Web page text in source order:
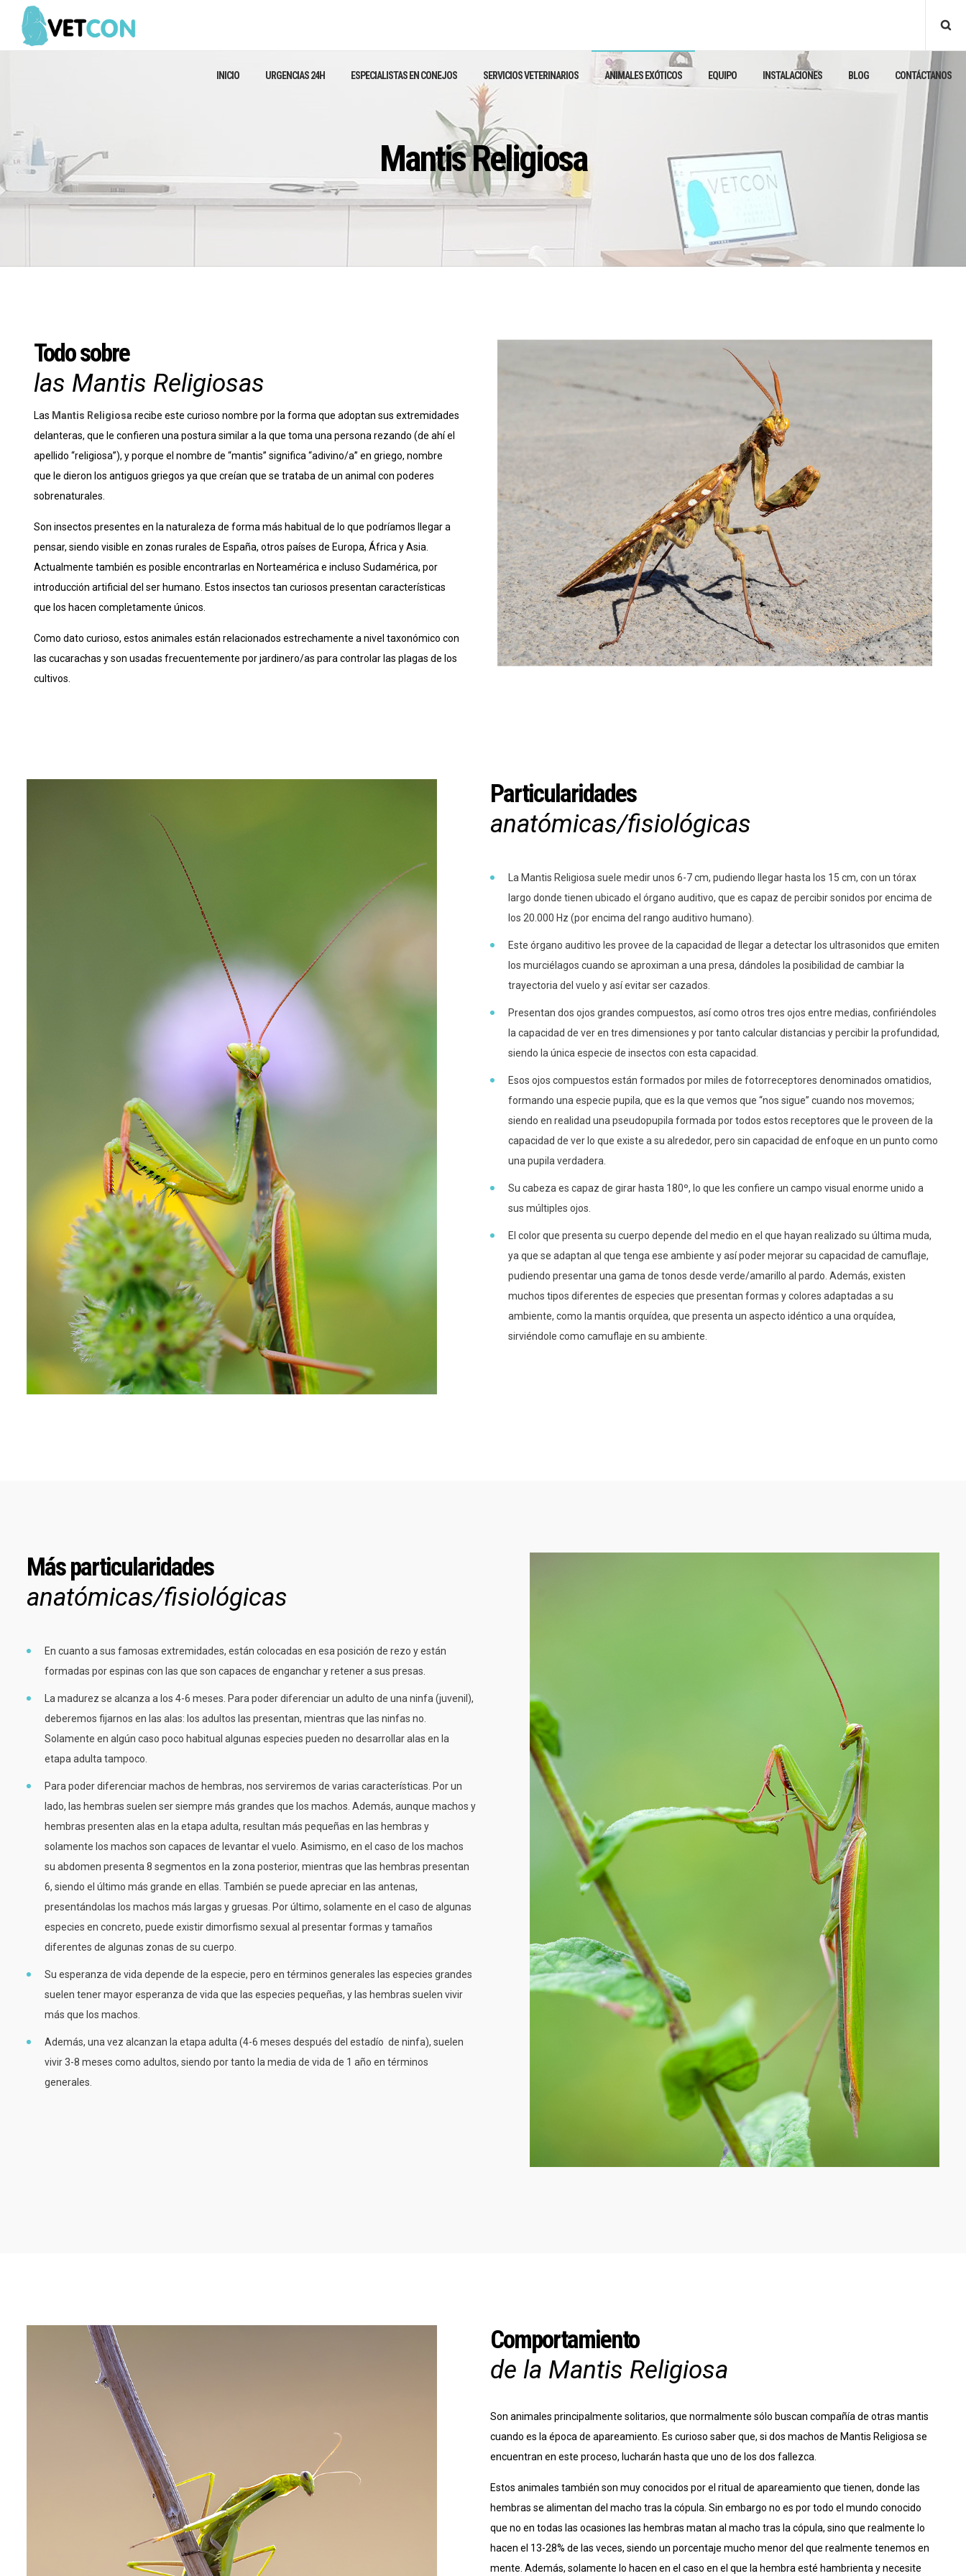
INICIO URGENCIAS 24H ESPECIALISTAS EN CONEJOS SERVICIOS VETERINARIOS ANIMALES EXÓTICOS EQUIPO INSTALACIONES BLOG CONTÁCTANOS
Mantis Religiosa
Todo sobre
las Mantis Religiosas
Las Mantis Religiosa recibe este curioso nombre por la forma que adoptan sus extremidades
delanteras, que le confieren una postura similar a la que toma una persona rezando (de ahí el
apellido “religiosa”), y porque el nombre de “mantis” significa “adivino/a” en griego, nombre
que le dieron los antiguos griegos ya que creían que se trataba de un animal con poderes
sobrenaturales.
Son insectos presentes en la naturaleza de forma más habitual de lo que podríamos llegar a
pensar, siendo visible en zonas rurales de España, otros países de Europa, África y Asia.
Actualmente también es posible encontrarlas en Norteamérica e incluso Sudamérica, por
introducción artificial del ser humano. Estos insectos tan curiosos presentan características
que los hacen completamente únicos.
Como dato curioso, estos animales están relacionados estrechamente a nivel taxonómico con
las cucarachas y son usadas frecuentemente por jardinero/as para controlar las plagas de los
cultivos.
Particularidades
anatómicas/fisiológicas
La Mantis Religiosa suele medir unos 6-7 cm, pudiendo llegar hasta los 15 cm, con un tórax
largo donde tienen ubicado el órgano auditivo, que es capaz de percibir sonidos por encima de
los 20.000 Hz (por encima del rango auditivo humano).
Este órgano auditivo les provee de la capacidad de llegar a detectar los ultrasonidos que emiten
los murciélagos cuando se aproximan a una presa, dándoles la posibilidad de cambiar la
trayectoria del vuelo y así evitar ser cazados.
Presentan dos ojos grandes compuestos, así como otros tres ojos entre medias, confiriéndoles
la capacidad de ver en tres dimensiones y por tanto calcular distancias y percibir la profundidad,
siendo la única especie de insectos con esta capacidad.
Esos ojos compuestos están formados por miles de fotorreceptores denominados omatidios,
formando una especie pupila, que es la que vemos que “nos sigue” cuando nos movemos;
siendo en realidad una pseudopupila formada por todos estos receptores que le proveen de la
capacidad de ver lo que existe a su alrededor, pero sin capacidad de enfoque en un punto como
una pupila verdadera.
Su cabeza es capaz de girar hasta 180º, lo que les confiere un campo visual enorme unido a
sus múltiples ojos.
El color que presenta su cuerpo depende del medio en el que hayan realizado su última muda,
ya que se adaptan al que tenga ese ambiente y así poder mejorar su capacidad de camuflaje,
pudiendo presentar una gama de tonos desde verde/amarillo al pardo. Además, existen
muchos tipos diferentes de especies que presentan formas y colores adaptadas a su
ambiente, como la mantis orquídea, que presenta un aspecto idéntico a una orquídea,
sirviéndole como camuflaje en su ambiente.
Más particularidades
anatómicas/fisiológicas
En cuanto a sus famosas extremidades, están colocadas en esa posición de rezo y están
formadas por espinas con las que son capaces de enganchar y retener a sus presas.
La madurez se alcanza a los 4-6 meses. Para poder diferenciar un adulto de una ninfa (juvenil),
deberemos fijarnos en las alas: los adultos las presentan, mientras que las ninfas no.
Solamente en algún caso poco habitual algunas especies pueden no desarrollar alas en la
etapa adulta tampoco.
Para poder diferenciar machos de hembras, nos serviremos de varias características. Por un
lado, las hembras suelen ser siempre más grandes que los machos. Además, aunque machos y
hembras presenten alas en la etapa adulta, resultan más pequeñas en las hembras y
solamente los machos son capaces de levantar el vuelo. Asimismo, en el caso de los machos
su abdomen presenta 8 segmentos en la zona posterior, mientras que las hembras presentan
6, siendo el último más grande en ellas. También se puede apreciar en las antenas,
presentándolas los machos más largas y gruesas. Por último, solamente en el caso de algunas
especies en concreto, puede existir dimorfismo sexual al presentar formas y tamaños
diferentes de algunas zonas de su cuerpo.
Su esperanza de vida depende de la especie, pero en términos generales las especies grandes
suelen tener mayor esperanza de vida que las especies pequeñas, y las hembras suelen vivir
más que los machos.
Además, una vez alcanzan la etapa adulta (4-6 meses después del estadío de ninfa), suelen
vivir 3-8 meses como adultos, siendo por tanto la media de vida de 1 año en términos
generales.
Comportamiento
de la Mantis Religiosa
Son animales principalmente solitarios, que normalmente sólo buscan compañía de otras mantis
cuando es la época de apareamiento. Es curioso saber que, si dos machos de Mantis Religiosa se
encuentran en este proceso, lucharán hasta que uno de los dos fallezca.
Estos animales también son muy conocidos por el ritual de apareamiento que tienen, donde las
hembras se alimentan del macho tras la cópula. Sin embargo no es por todo el mundo conocido
que no en todas las ocasiones las hembras matan al macho tras la cópula, sino que realmente lo
hacen el 13-28% de las veces, siendo un porcentaje mucho menor del que realmente tenemos en
mente. Además, solamente lo hacen en el caso en el que la hembra esté hambrienta y necesite